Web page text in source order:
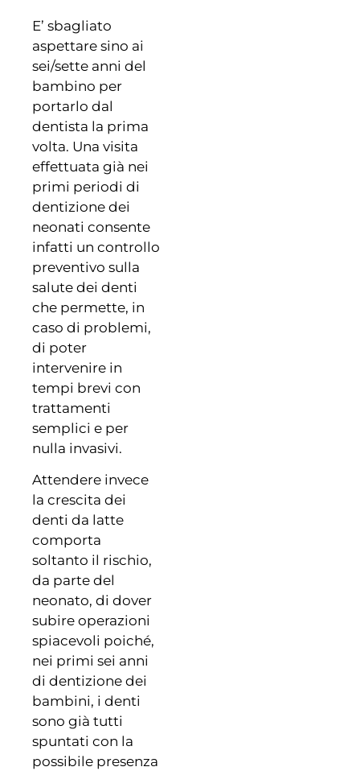
E’ sbagliato
aspettare sino ai
sei/sette anni del
bambino per
portarlo dal
dentista la prima
volta. Una visita
effettuata già nei
primi periodi di
dentizione dei
neonati consente
infatti un controllo
preventivo sulla
salute dei denti
che permette, in
caso di problemi,
di poter
intervenire in
tempi brevi con
trattamenti
semplici e per
nulla invasivi.
Attendere invece
la crescita dei
denti da latte
comporta
soltanto il rischio,
da parte del
neonato, di dover
subire operazioni
spiacevoli poiché,
nei primi sei anni
di dentizione dei
bambini, i denti
sono già tutti
spuntati con la
possibile presenza